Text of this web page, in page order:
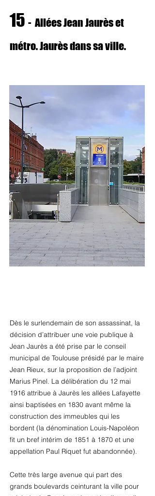
15 - Allées Jean Jaurès et
métro. Jaurès dans sa ville.
Dès le surlendemain de son assassinat, la
décision d’attribuer une voie publique à
Jean Jaurès a été prise par le conseil
municipal de Toulouse présidé par le maire
Jean Rieux, sur la proposition de l’adjoint
Marius Pinel. La délibération du 12 mai
1916 attribue à Jaurès les allées Lafayette
ainsi baptisées en 1830 avant même la
construction des immeubles qui les
bordent (la dénomination Louis-Napoléon
fit un bref intérim de 1851 à 1870 et une
appellation Paul Riquet fut abandonnée).
Cette très large avenue qui part des
grands boulevards ceinturant la ville pour